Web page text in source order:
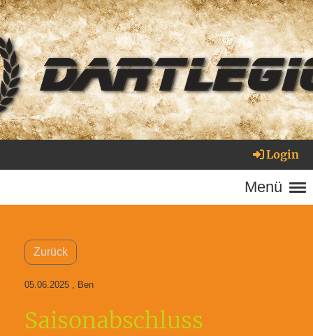
Login
Menü
Zurück
05.06.2025 , Ben
Saisonabschluss